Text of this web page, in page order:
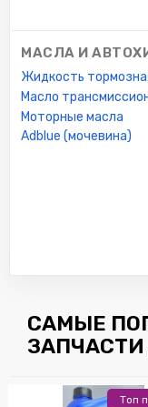
МАСЛА И
Жидкость
Масло
Моторные масла
Adblue (мочевина)
САМЫЕ
ЗАПЧАСТИ
Топ